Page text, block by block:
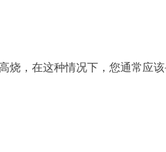
烧，在这种情况下，您通常应